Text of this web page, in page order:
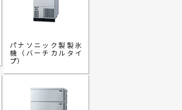
パナソニック製製氷
機（バーチカルタイ
プ）